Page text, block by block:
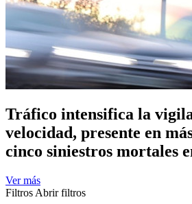
Tráfico intensifica la
velocidad, presente en
cinco siniestros mortales
Ver más
Filtros Abrir filtros